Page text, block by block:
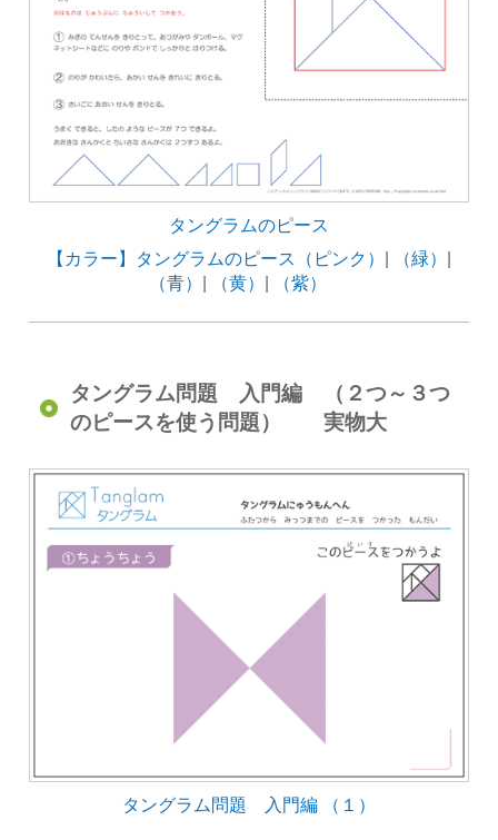
タングラムのピース
【カラー】タングラムのピース（ピンク） | （緑） |
（青） | （黄） | （紫）
タングラム問題 入門編 （２つ～３つ
のピースを使う問題） 実物大
タングラム問題 入門編 （１）